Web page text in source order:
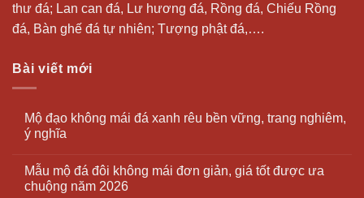
thư đá; Lan can đá, Lư hương đá, Rồng đá, Chiếu Rồng
đá, Bàn ghế đá tự nhiên; Tượng phật đá,….
Bài viết mới
Mộ đạo không mái đá xanh rêu bền vững, trang nghiêm,
ý nghĩa
Mẫu mộ đá đôi không mái đơn giản, giá tốt được ưa
chuộng năm 2026